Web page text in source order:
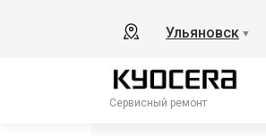
Ульяновск ▼
Сервисный ремонт